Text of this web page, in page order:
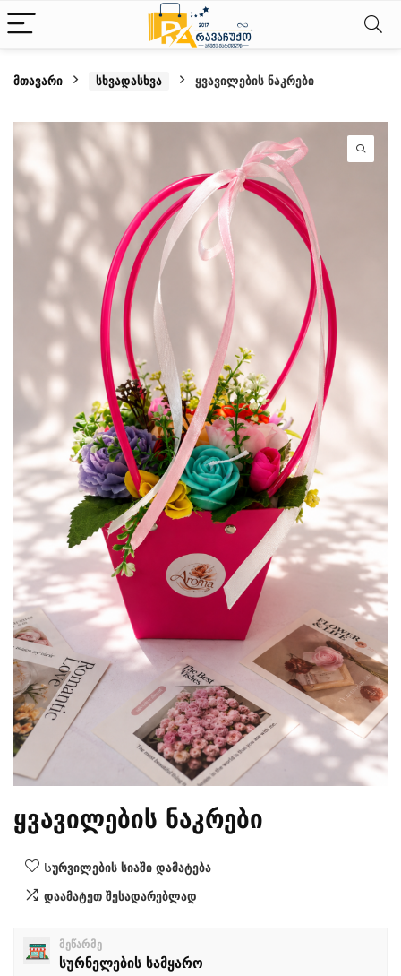
მთავარი სხვადასხვა ყვავილების ნაკრები
ყვავილების ნაკრები
Სურვილების სიაში დამატება
დაამატეთ შესადარებლად
მეწარმე
სურნელების სამყარო